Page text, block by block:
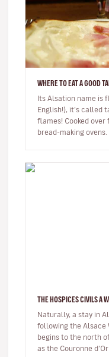
WHERE TO EAT A GOOD
Its Alsation name is
English!), it’s called
flames! Cooked over
bread-making
THE HOSPICES CIVILS A
Naturally, a stay in
following the Alsace
begins to the north
as the Couronne